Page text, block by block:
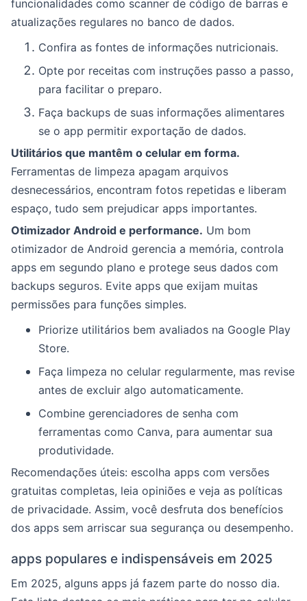
funcionalidades como scanner de código de barras e
atualizações regulares no banco de dados.
Confira as fontes de informações nutricionais.
Opte por receitas com instruções passo a passo,
para facilitar o preparo.
Faça backups de suas informações alimentares
se o app permitir exportação de dados.
Utilitários que mantêm o celular em forma.
Ferramentas de limpeza apagam arquivos
desnecessários, encontram fotos repetidas e liberam
espaço, tudo sem prejudicar apps importantes.
Otimizador Android e performance. Um bom
otimizador de Android gerencia a memória, controla
apps em segundo plano e protege seus dados com
backups seguros. Evite apps que exijam muitas
permissões para funções simples.
Priorize utilitários bem avaliados na Google Play
Store.
Faça limpeza no celular regularmente, mas revise
antes de excluir algo automaticamente.
Combine gerenciadores de senha com
ferramentas como Canva, para aumentar sua
produtividade.
Recomendações úteis: escolha apps com versões
gratuitas completas, leia opiniões e veja as políticas
de privacidade. Assim, você desfruta dos benefícios
dos apps sem arriscar sua segurança ou desempenho.
apps populares e indispensáveis em 2025
Em 2025, alguns apps já fazem parte do nosso dia.